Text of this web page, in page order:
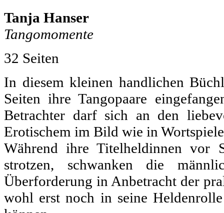
Tanja Hanser
Tangomomente
32 Seiten
In diesem kleinen handlichen
Seiten ihre Tangopaare
Betrachter darf sich an den
Erotischem im Bild wie in
Während ihre Titelheldinnen vor
strotzen, schwanken die
Überforderung in Anbetracht der
wohl erst noch in seine